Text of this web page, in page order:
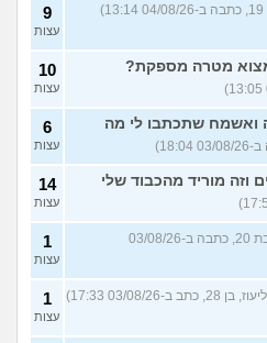
9
עצות
מטרה מספקת? 10
עצות
שתכתבו לי מה
6
עצות
וזה מוריד מהכבוד שלי 14
עצות
(קולית, בת 20, כתבה ב-03/08/26
1
עצות
בן 28, כתב ב-03/08/26 17:33) 1
עצות